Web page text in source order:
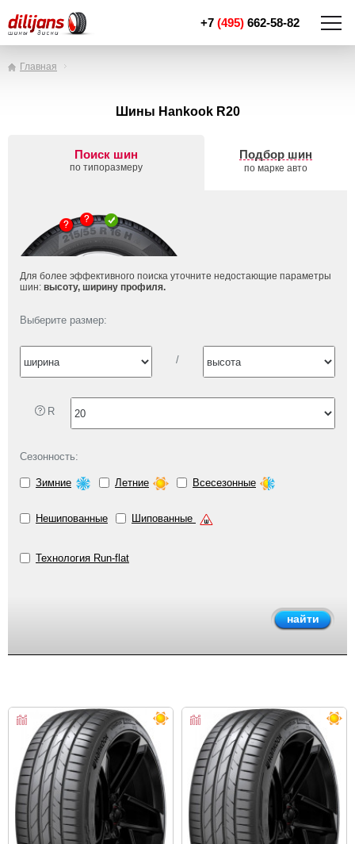
+7 (495) 662-58-82
Главная
Шины Hankook R20
Поиск шин
по типоразмеру
Подбор шин
по марке авто
Для более эффективного поиска уточните недостающие параметры
шин: высоту, ширину профиля.
Выберите размер:
/
R
Сезонность:
Зимние Летние Всесезонные
Нешипованные Шипованные
Технология Run-flat